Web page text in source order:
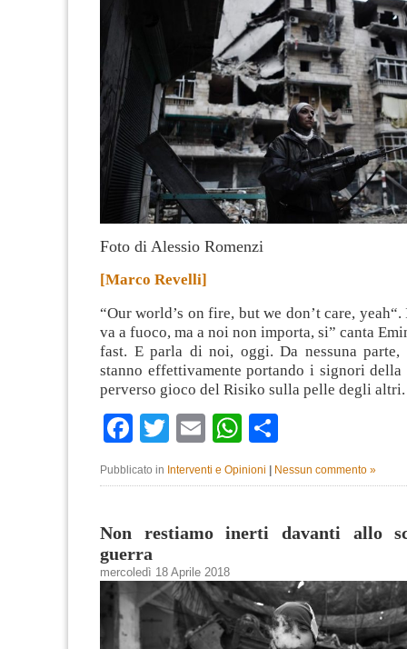
Foto di Alessio Romenzi
[Marco Revelli]
“Our world’s on fire, but we don’t care,
va a fuoco, ma a noi non importa, si” canta
fast. E parla di noi, oggi. Da nessuna
stanno effettivamente portando i signori
perverso gioco del Risiko sulla pelle degli
Facebook
TwitterEmailWhatsApp
Pubblicato in Interventi e Opinioni | Nessun commento »
Non restiamo inerti davanti allo
guerra
mercoledì 18 Aprile 2018